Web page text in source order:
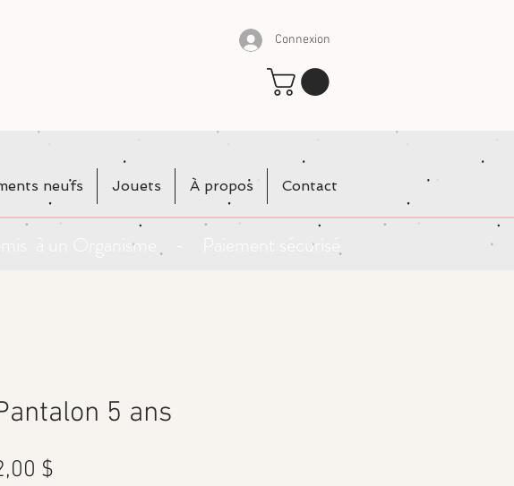
Connexion
neufs Jouets À propos Contact
à un Organisme - Paiement sécurisé
5 ans
$